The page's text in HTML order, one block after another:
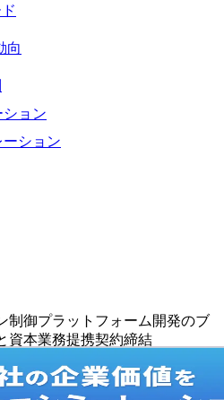
向
制御プラットフォーム開発のブ
資本業務提携契約締結